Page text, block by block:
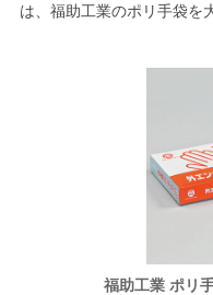
は、福助工業のポリ手袋を
福助工業 ポリ